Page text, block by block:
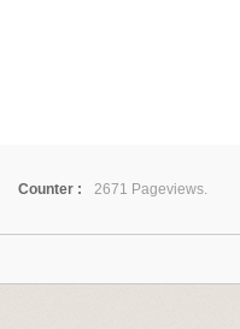
Counter :
2671 Pageviews.